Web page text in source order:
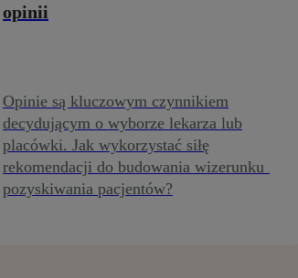
opinii
Opinie są kluczowym czynnikiem
decydującym o wyborze lekarza lub
placówki. Jak wykorzystać siłę
rekomendacji do budowania wizerunku i
pozyskiwania pacjentów?